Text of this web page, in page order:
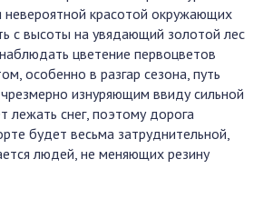
невероятной красотой окружающих
с высоты на увядающий золотой лес
цветение первоцветов
особенно в разгар сезона, путь
изнуряющим ввиду сильной
снег, поэтому дорога
будет весьма затруднительной,
людей, не меняющих резину